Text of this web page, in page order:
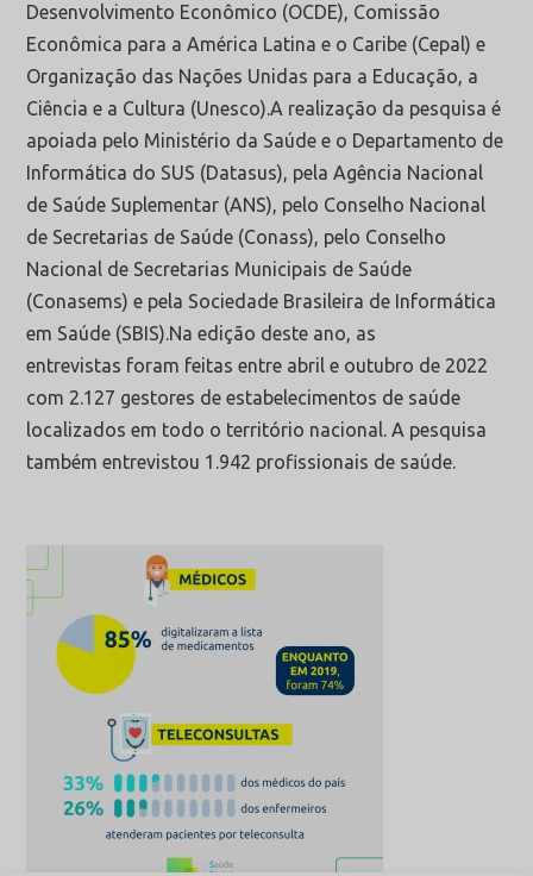
Desenvolvimento Econômico (OCDE), Comissão
Econômica para a América Latina e o Caribe (Cepal) e
Organização das Nações Unidas para a Educação, a
Ciência e a Cultura (Unesco).A realização da pesquisa é
apoiada pelo Ministério da Saúde e o Departamento de
Informática do SUS (Datasus), pela Agência Nacional
de Saúde Suplementar (ANS), pelo Conselho Nacional
de Secretarias de Saúde (Conass), pelo Conselho
Nacional de Secretarias Municipais de Saúde
(Conasems) e pela Sociedade Brasileira de Informática
em Saúde (SBIS).Na edição deste ano, as
entrevistas foram feitas entre abril e outubro de 2022
com 2.127 gestores de estabelecimentos de saúde
localizados em todo o território nacional. A pesquisa
também entrevistou 1.942 profissionais de saúde.